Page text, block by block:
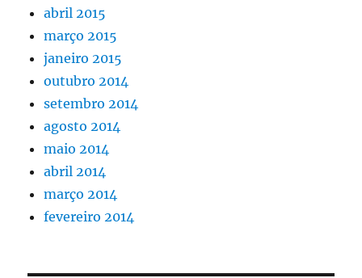
abril 2015
março 2015
janeiro 2015
outubro 2014
setembro 2014
agosto 2014
maio 2014
abril 2014
março 2014
fevereiro 2014